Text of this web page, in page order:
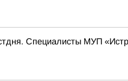
Специалисты МУП